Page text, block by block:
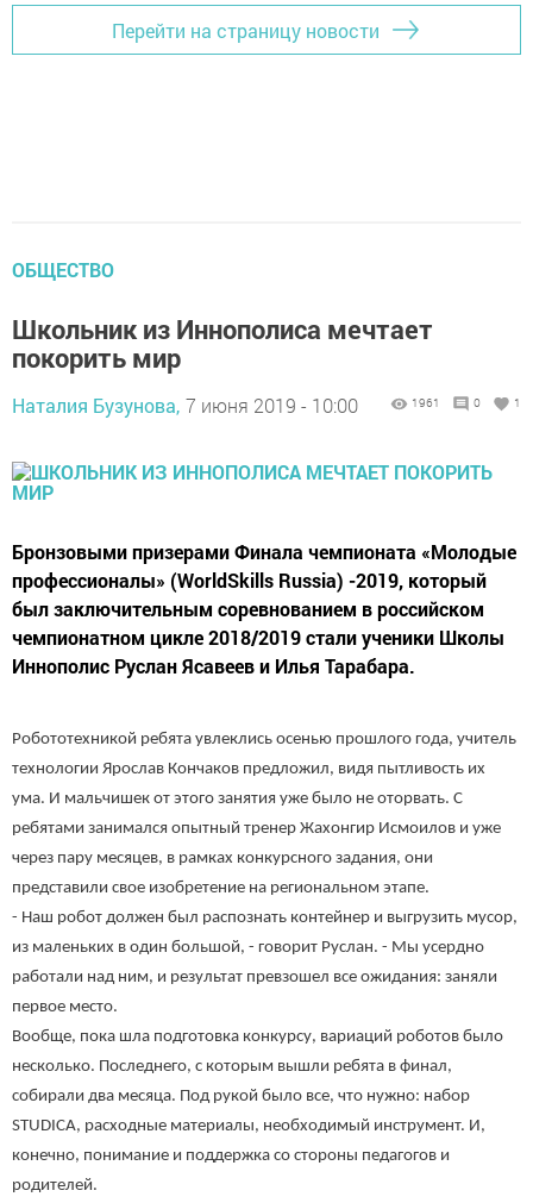
Перейти на страницу новости
ОБЩЕСТВО
Школьник из Иннополиса мечтает
покорить мир
Наталия Бузунова, 7 июня 2019 - 10:00 1961 0 1
Бронзовыми призерами Финала чемпионата «Молодые
профессионалы» (WorldSkills Russia) -2019, который
был заключительным соревнованием в российском
чемпионатном цикле 2018/2019 стали ученики Школы
Иннополис Руслан Ясавеев и Илья Тарабара.
Робототехникой ребята увлеклись осенью прошлого года, учитель
технологии Ярослав Кончаков предложил, видя пытливость их
ума. И мальчишек от этого занятия уже было не оторвать. С
ребятами занимался опытный тренер Жахонгир Исмоилов и уже
через пару месяцев, в рамках конкурсного задания, они
представили свое изобретение на региональном этапе.
- Наш робот должен был распознать контейнер и выгрузить мусор,
из маленьких в один большой, - говорит Руслан. - Мы усердно
работали над ним, и результат превзошел все ожидания: заняли
первое место.
Вообще, пока шла подготовка конкурсу, вариаций роботов было
несколько. Последнего, с которым вышли ребята в финал,
собирали два месяца. Под рукой было все, что нужно: набор
STUDICA, расходные материалы, необходимый инструмент. И,
конечно, понимание и поддержка со стороны педагогов и
родителей.